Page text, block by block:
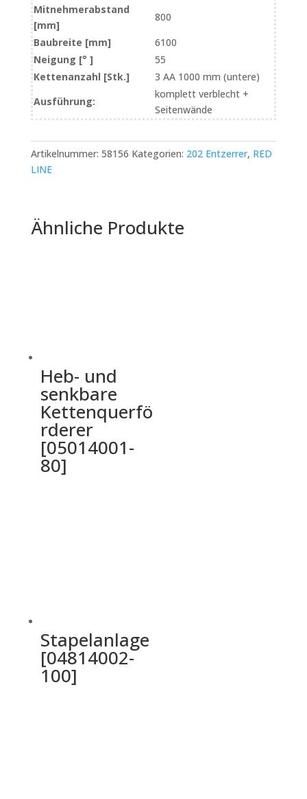
Mitnehmerabstand
[mm]
800
Baubreite [mm]
6100
Neigung [° ]
55
Kettenanzahl [Stk.]
3 AA 1000 mm (untere)
Ausführung:
komplett verblecht +
Seitenwände
Artikelnummer: 58156 Kategorien: 202 Entzerrer, RED
LINE
Ähnliche Produkte
Heb- und
senkbare
Kettenquerfö
rderer
[05014001-
80]
Stapelanlage
[04814002-
100]